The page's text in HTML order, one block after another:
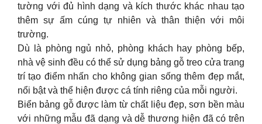
tường với đủ hình dạng và kích thước khác nhau tạo
thêm sự ấm cúng tự nhiên và thân thiện với môi
trường.
Dù là phòng ngủ nhỏ, phòng khách hay phòng bếp,
nhà vệ sinh đều có thể sử dụng bảng gỗ treo cửa trang
trí tạo điểm nhấn cho không gian sống thêm đẹp mắt,
nổi bật và thể hiện được cá tính riêng của mỗi người.
Biển bảng gỗ được làm từ chất liệu đẹp, sơn bền màu
với những mẫu đã dạng và dễ thương hiện đã có trên